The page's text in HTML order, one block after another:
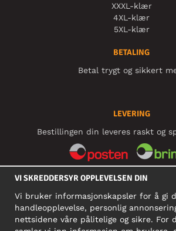
XXXL-klær
4XL-klær
5XL-klær
BETALING
Betal trygt og sikkert
LEVERING
Bestillingen din leveres raskt og
SOSIALE MEDIER
BEDRIFT
VI SKREDDERSYR OPPLEVELSEN DIN
Vi bruker informasjonskapsler for å gi
handleopplevelse, personlig
nettsidene våre pålitelige og sikre. For